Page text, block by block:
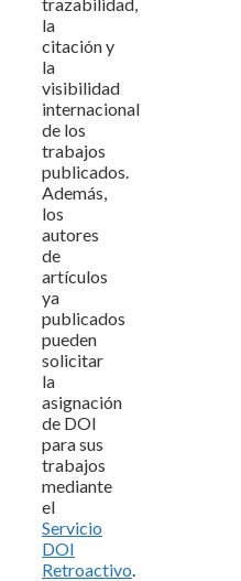
la
citación y
la
visibilidad
internacional
de los
trabajos
publicados.
Además,
los
autores
de
artículos
ya
publicados
pueden
solicitar
la
asignación
de DOI
para sus
trabajos
mediante
el
Servicio
DOI
Retroactivo.